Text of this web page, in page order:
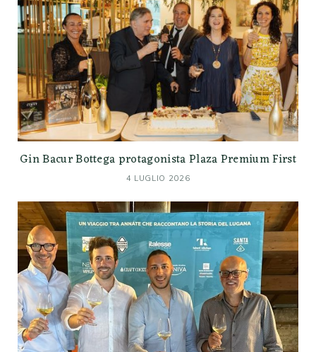
Gin Bacur Bottega protagonista Plaza Premium First
4 LUGLIO 2026